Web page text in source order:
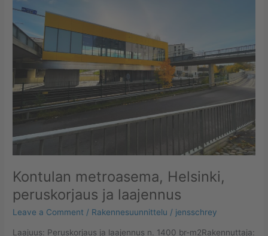
Kontulan metroasema, Helsinki,
peruskorjaus ja laajennus
Leave a Comment / Rakennesuunnittelu / jensschrey
Laajuus: Peruskorjaus ja laajennus n. 1400 br-m2Rakennuttaja:
Helsinki,
peruskorjaus
laajennus